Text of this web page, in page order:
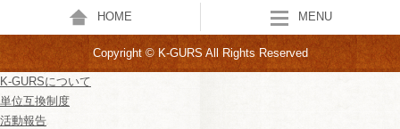
HOME MENU
Copyright © K-GURS All Rights Reserved
K-GURSについて
単位互換制度
活動報告